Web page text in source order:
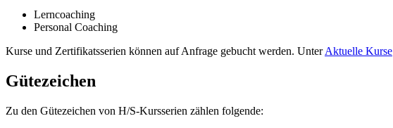
Lerncoaching
Personal Coaching
Kurse und Zertifikatsserien können auf Anfrage gebucht werden. UnterAktuelle Kurse
Gütezeichen
Zu den Gütezeichen von H/S-Kursserien zählen folgende: